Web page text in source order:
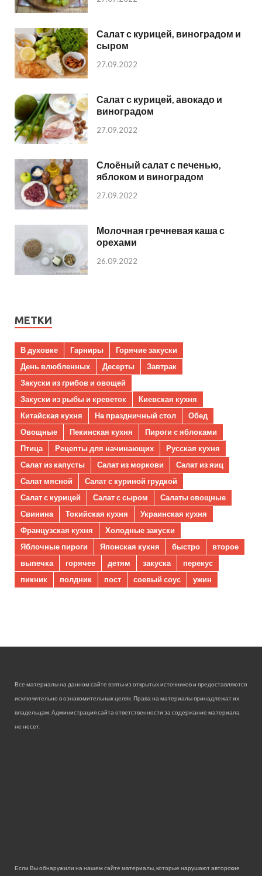
Салат с курицей, виноградом и
сыром
27.09.2022
Салат с курицей, авокадо и
виноградом
27.09.2022
Слоёный салат с печенью,
яблоком и виноградом
27.09.2022
Молочная гречневая каша с
орехами
26.09.2022
МЕТКИ
В духовке Гарниры
Горячие закуски
День влюбленных
Десерты
Завтрак
Закуски из грибов и овощей
Закуски из рыбы и креветок
Киевская кухня
Китайская кухня
На праздничный стол
Обед
Овощные
Пекинская кухня
Пироги с яблоками
Птица
Рецепты для начинающих
Русская кухня
Салат из капусты
Салат из моркови
Салат из яиц
Салат мясной
Салат с куриной грудкой
Салат с курицей
Салат с сыром
Салаты овощные
Свинина
Токийская кухня
Украинская кухня
Французская кухня
Холодные закуски
Яблочные пироги
Японская кухня быстро
второе
выпечка
горячее детям закуска
перекус
пикник
полдник пост соевый соус ужин
Все материалы на данном сайте взяты из открытых источников и предоставляются
исключительно в ознакомительных целях. Права на материалы принадлежат их
владельцам. Администрация сайта ответственности за содержание материала
не несет.
Если Вы обнаружили на нашем сайте материалы, которые нарушают авторские